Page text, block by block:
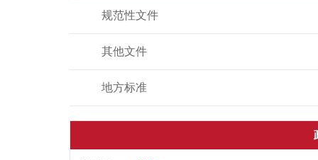
规范性文件
其他文件
地方标准